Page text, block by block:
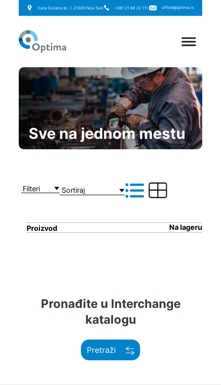
Cara Dušana br. 1, 21000 Novi Sad +381 21 66 22 111 office@optima.rs
Sve na jednom mestu
Filteri
Proizvod Na lageru
Pronađite u Interchange
katalogu
Pretraži